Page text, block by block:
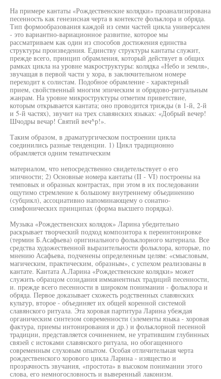
На примере кантаты «Рождественские колядки» проанализирована
песенность как генезисная черта в контексте фольклора и обряда.
Тип формообразования каждой из семи частей цикла универсален
- это вариантно-вариационное развитие, которое мы
рассматриваем как один из способов достижения единства
структуры произведения. Единству структуры кантаты служит,
прежде всего, принцип обрамления, который действует в общих
рамках цикла на уровне макроструктуры: колядка «Небо и земля»,
звучащая в первой части у хора, в заключительном номере
переходит к солистам. Подобное обрамление - характерный
прием, свойственный многим эпическим и обрядово-ритуальным
жанрам. На уровне микроструктуры отметим приветствие,
которым открывается кантата; оно проводится трижды (в 1-й, 2-й
и 5-й частях), звучит на трех славянских языках: «Добрый вечер!
Шчодры вечар! Святий веч^р!».
Таким образом, в драматургическом построении цикла
соединились разные тенденции. 1) Цикл традиционно
обрамляется одним тематическим
материалом, что непосредственно свидетельствует о его
эпичности; 2) Основные номера кантаты (II - VI) построены на
темповых и образных контрастах, при этом в их последовании
ощутимо стремление к большому внутреннему объединению
(субцикл), ассоциативно напоминающему о сонатно-
симфонических принципах (форма высшего порядка).
Музыка «Рождественских колядок» Ларина убедительно
раскрывает творческий подход композитора к переинтонировке
(термин Б.Асафьева) оригинального фольклорного материала. Все
средства художественной выразительности фольклора, которые, по
мнению Асафьева, подченены определенным целям: «смысловым,
магическим, практическим, образным», с успехом реализованы в
кантате. Кантата А.Ларина «Рождественские колядки» может
служить образцом созидания имманентных традиций песенности,
и. прежде всего песенности в широком понимании - фольклора и
обряда. Первое доказывает схожесть родственных славянских
культур, второе - объединяет их общей коренной системой
славянского ритуала. Эта хоровая партитура Ларина убеждая
органическим синтезом современности (элементы языка - хоровая
фактура, приемы интонирования и др.) и фольклорной песенной
традиции, представляется сочинением, не утратившим глубинных
связей с истоками славянского ритуала, но обогащенного
современным слуховым опытом. Особая отличительная черта
рождественского хорового цикла Ларина - изящество и
прозрачность звучания, «простота» в высоком понимании этого
слова, его немногословность и выверенный лаконизм.